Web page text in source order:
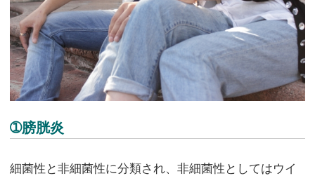
➀膀胱炎
細菌性と非細菌性に分類され、非細菌性としてはウイ